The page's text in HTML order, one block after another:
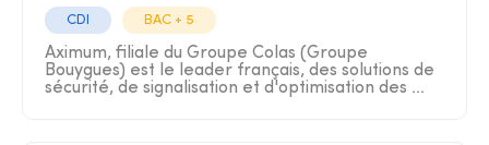
CDI BAC + 5
Aximum, filiale du Groupe Colas (Groupe
Bouygues) est le leader français, des solutions de
sécurité, de signalisation et d'optimisation des ...